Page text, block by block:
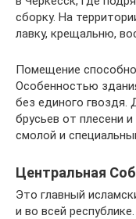
сборку. На
лавку, крещальню,
Помещение
Особенностью
без единого гвоздя.
брусьев от плесени
смолой и
Центральная
Это главный
и во всей